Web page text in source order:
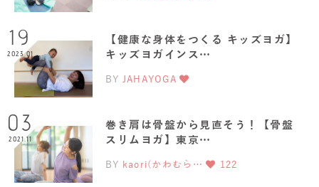
19
2023.01
【健康な身体をつくる キッズヨガ】
キッズヨガインス…
BY JAHAYOGA
03
2021.11
巻き肩は骨盤から見直そう！【骨盤
スリムヨガ】東京…
BY kaori(かわむら… 122